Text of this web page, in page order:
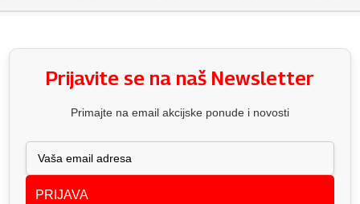
Prijavite se na naš Newsletter
Primajte na email akcijske ponude i novosti
PRIJAVA